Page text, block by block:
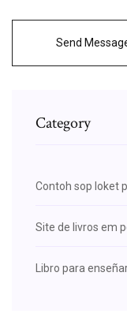
Send
Category
Contoh sop loket
Site de livros em
Libro para